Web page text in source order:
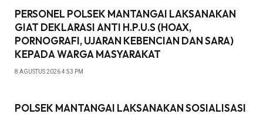
PERSONEL POLSEK MANTANGAI LAKSANAKAN
GIAT DEKLARASI ANTI H.P.U.S (HOAX,
PORNOGRAFI, UJARAN KEBENCIAN DAN SARA)
KEPADA WARGA MASYARAKAT
8 AGUSTUS 2026 4:53 PM
POLSEK MANTANGAI LAKSANAKAN SOSIALISASI